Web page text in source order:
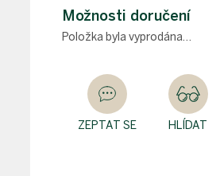
cena:
Možnosti doručení
Položka byla vyprodána…
ZEPTAT SE HLÍDAT